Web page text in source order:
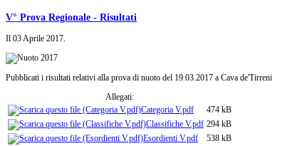
V° Prova Regionale - Risultati
Il 03 Aprile 2017.
Pubblicati i risultati relativi alla prova di nuoto del 19.03.2017 a Cava de'Tirreni
Allegati:
Categoria V.pdf
474 kB
Classifiche V.pdf 294 kB
Esordienti V.pdf
538 kB